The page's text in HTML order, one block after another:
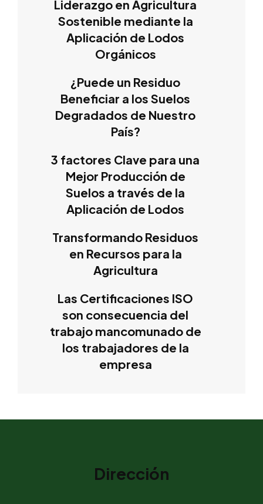
Liderazgo en Agricultura
Sostenible mediante la
Aplicación de Lodos
Orgánicos
¿Puede un Residuo
Beneficiar a los Suelos
Degradados de Nuestro
País?
3 factores Clave para una
Mejor Producción de
Suelos a través de la
Aplicación de Lodos
Transformando Residuos
en Recursos para la
Agricultura
Las Certificaciones ISO
son consecuencia del
trabajo mancomunado de
los trabajadores de la
empresa
Dirección